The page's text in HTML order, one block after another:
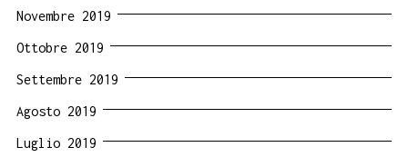
Novembre 2019
Ottobre 2019
Settembre 2019
Agosto 2019
Luglio 2019